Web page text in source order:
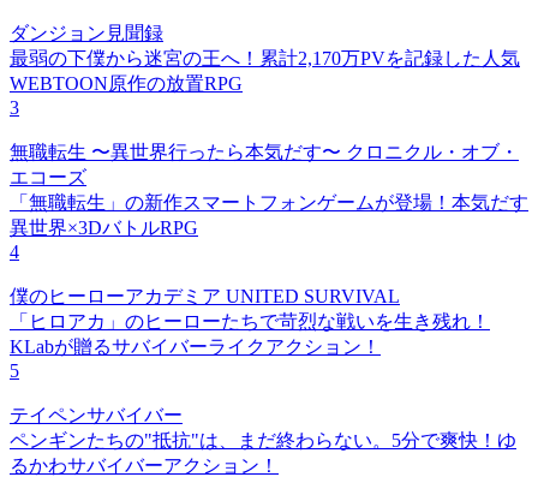
ダンジョン見聞録
最弱の下僕から迷宮の王へ！累計2,170万PVを記録した人気
WEBTOON原作の放置RPG
3
無職転生 〜異世界行ったら本気だす〜 クロニクル・オブ・
エコーズ
「無職転生」の新作スマートフォンゲームが登場！本気だす
異世界×3DバトルRPG
4
僕のヒーローアカデミア UNITED SURVIVAL
「ヒロアカ」のヒーローたちで苛烈な戦いを生き残れ！
KLabが贈るサバイバーライクアクション！
5
テイペンサバイバー
ペンギンたちの"抵抗"は、まだ終わらない。5分で爽快！ゆ
るかわサバイバーアクション！